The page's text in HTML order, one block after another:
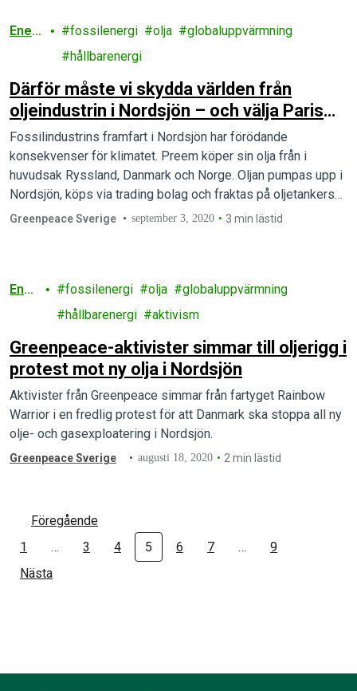
Ener
fossilenergi olja
globaluppvärmning
hållbarenergi
Därför måste vi skydda världen från
oljeindustrin i Nordsjön – och välja Paris
före Preem
Fossilindustrins framfart i Nordsjön har förödande
konsekvenser för klimatet. Preem köper sin olja från i
huvudsak Ryssland, Danmark och Norge. Oljan pumpas upp i
Nordsjön, köps via trading bolag och fraktas på oljetankers
till Preems raffinaderier och säljs sen på den svenska
Greenpeace Sverige september 3, 2020 3 min lästid
Ener
fossilenergi olja
globaluppvärmning
hållbarenergi
aktivism
Greenpeace-aktivister simmar till oljerigg i
protest mot ny olja i Nordsjön
Aktivister från Greenpeace simmar från fartyget Rainbow
Warrior i en fredlig protest för att Danmark ska stoppa all ny
olje- och gasexploatering i Nordsjön.
Greenpeace Sverige augusti 18, 2020 2 min lästid
Föregående
1
… 3 4 5 6 7 …
9
Nästa